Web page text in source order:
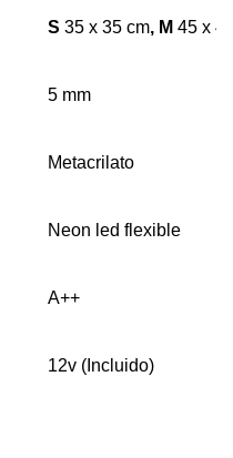
S 35 x 35 cm, M 45 x
5 mm
Metacrilato
Neon led flexible
A++
12v (Incluido)